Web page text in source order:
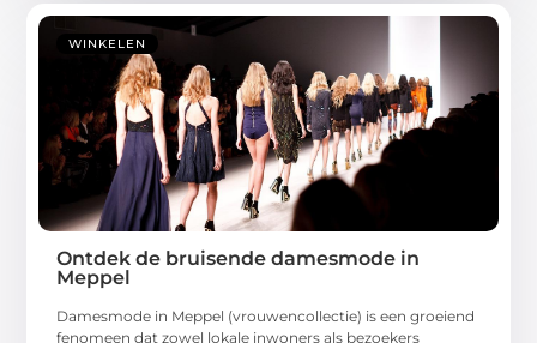
WINKELEN
Ontdek de bruisende damesmode in
Meppel
Damesmode in Meppel (vrouwencollectie) is een groeiend
fenomeen dat zowel lokale inwoners als bezoekers